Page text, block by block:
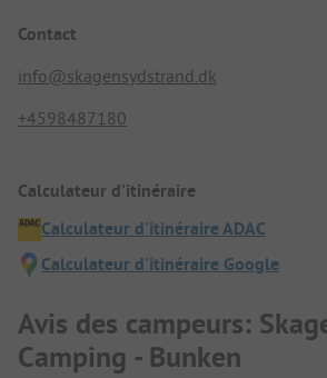
Contact
info@skagensydstrand.dk
+4598487180
Calculateur d'itinéraire
Calculateur d'itinéraire ADAC
Calculateur d'itinéraire Google
Avis des campeurs:
Camping - Bunken